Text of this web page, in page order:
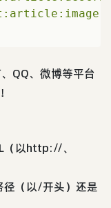
QQ、微博等平台
（以http://、
径（以/开头）还是